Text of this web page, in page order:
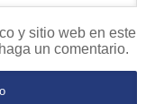
y sitio web en este
un comentario.